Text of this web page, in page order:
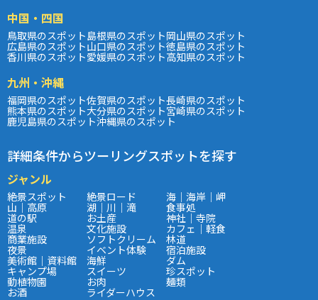
中国・四国
鳥取県のスポット島根県のスポット岡山県のスポット
広島県のスポット山口県のスポット徳島県のスポット
香川県のスポット愛媛県のスポット高知県のスポット
九州・沖縄
福岡県のスポット佐賀県のスポット長崎県のスポット
熊本県のスポット大分県のスポット宮崎県のスポット
鹿児島県のスポット沖縄県のスポット
詳細条件からツーリングスポットを探す
ジャンル
絶景スポット 絶景ロード 海｜海岸｜岬
山｜高原 湖｜川｜滝 食事処
道の駅 お土産 神社｜寺院
温泉 文化施設 カフェ｜軽食
商業施設 ソフトクリーム 林道
夜景 イベント体験 宿泊施設
美術館｜資料館 海鮮 ダム
キャンプ場 スイーツ 珍スポット
動植物園 お肉 麺類
お酒 ライダーハウス